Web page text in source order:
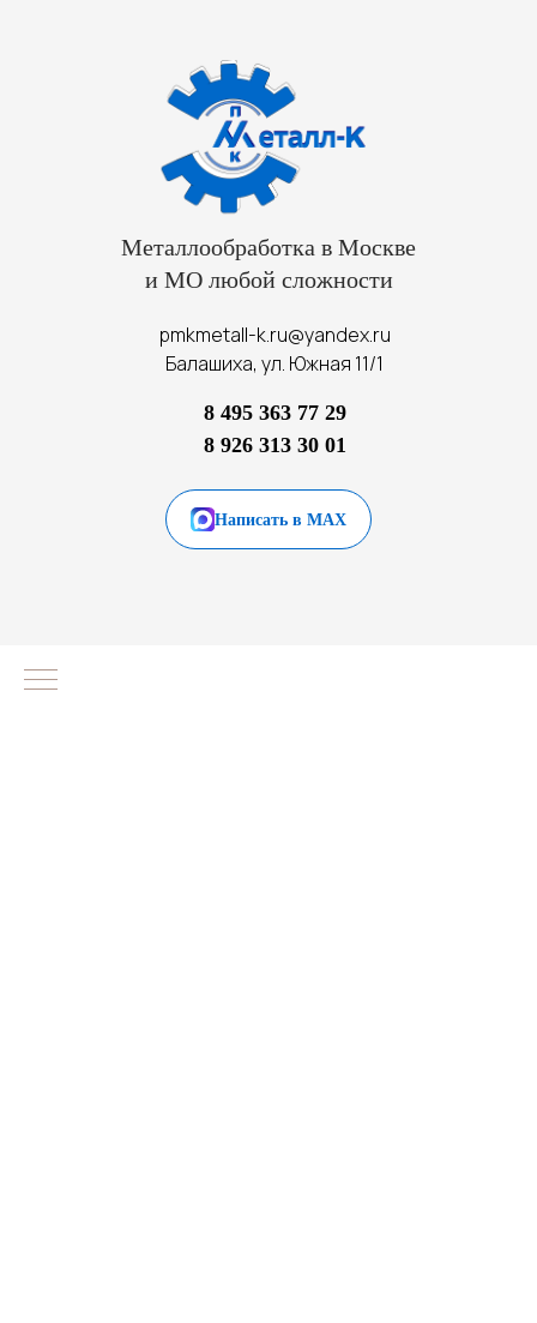
Металлообработка в Москве
и МО любой сложности
pmkmetall-k.ru@yandex.ru
Балашиха, ул. Южная 11/1
8 495 363 77 29
8 926 313 30 01
Написать в MAX